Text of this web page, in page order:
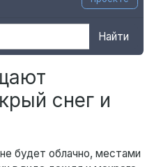
Найти
снег и
будет облачно, местами